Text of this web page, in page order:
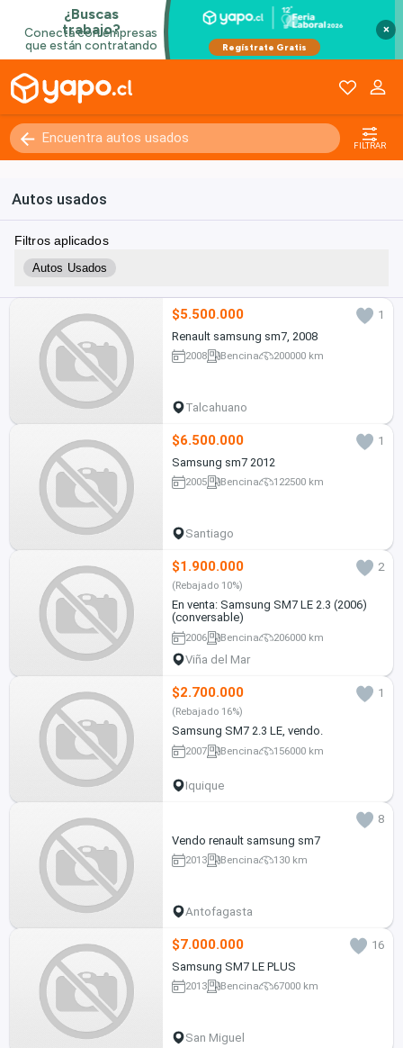
×
FILTRAR
Autos usados
Filtros aplicados
Autos Usados
$5.500.000
1
Renault samsung sm7, 2008
2008 Bencina 200000 km
Talcahuano
$6.500.000
1
Samsung sm7 2012
2005 Bencina 122500 km
Santiago
$1.900.000 2
(Rebajado 10%)
En venta: Samsung SM7 LE 2.3 (2006)
(conversable)
2006 Bencina 206000 km
Viña del Mar
$2.700.000 1
(Rebajado 16%)
Samsung SM7 2.3 LE, vendo.
2007 Bencina 156000 km
Iquique
8
Vendo renault samsung sm7
2013 Bencina 130 km
Antofagasta
$7.000.000
16
Samsung SM7 LE PLUS
2013 Bencina 67000 km
San Miguel